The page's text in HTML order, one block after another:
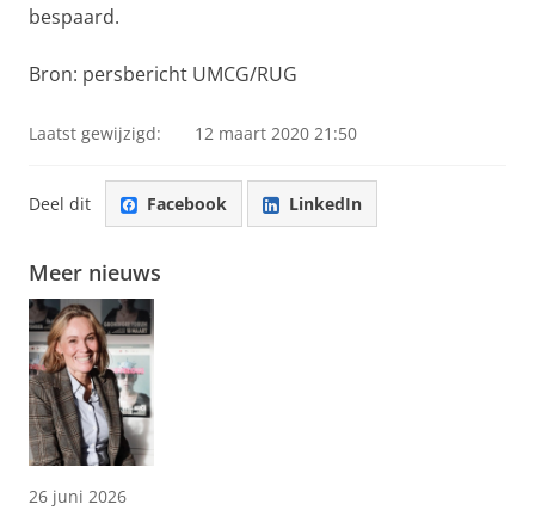
bespaard.
Bron: persbericht UMCG/RUG
Laatst gewijzigd: 12 maart 2020 21:50
Deel dit Facebook LinkedIn
Meer nieuws
26 juni 2026